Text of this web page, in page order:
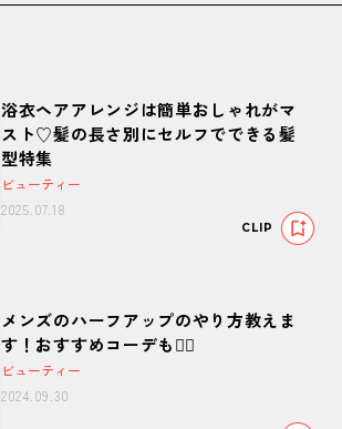
浴衣ヘアアレンジは簡単おしゃれがマ
スト♡髪の長さ別にセルフでできる髪
型特集
ビューティー
2025.07.18
CLIP
メンズのハーフアップのやり方教えま
す！おすすめコーデも🙆‍♂️
ビューティー
2024.09.30